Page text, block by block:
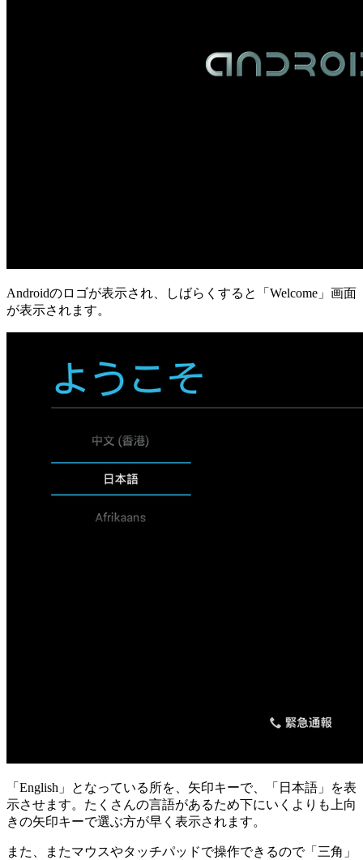
Androidのロゴが表示され、しばらくすると「Welcome」画面
が表示されます。
「English」となっている所を、矢印キーで、「日本語」を表
示させます。たくさんの言語があるため下にいくよりも上向
きの矢印キーで選ぶ方が早く表示されます。
また、またマウスやタッチパッドで操作できるので「三角」